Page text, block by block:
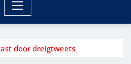
door dreigtweets